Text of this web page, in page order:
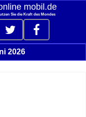
mobil.de
Sie die Kraft des Mondes
2026